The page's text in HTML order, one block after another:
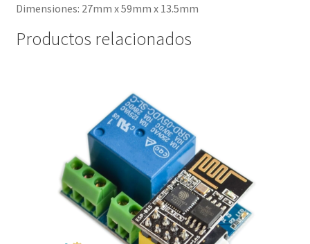
Dimensiones: 27mm x 59mm x 13.5mm
Productos relacionados